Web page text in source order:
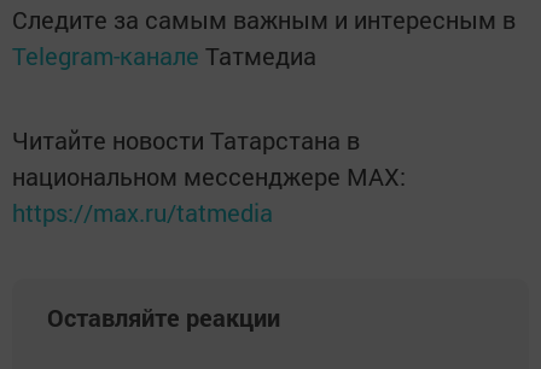
Следите за самым важным и интересным в
Telegram-канале Татмедиа
Читайте новости Татарстана в
национальном мессенджере MАХ:
https://max.ru/tatmedia
Оставляйте реакции